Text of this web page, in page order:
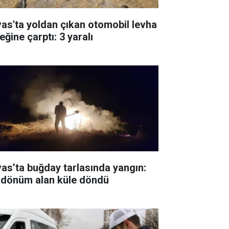
yoldan çıkan otomobil levha
çarptı: 3 yaralı
buğday tarlasında yangın:
alan küle döndü